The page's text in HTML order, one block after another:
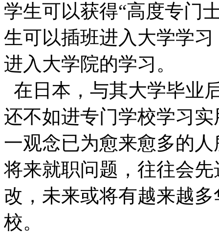
学生可以获得“高度专门
生可以插班进入大学学
进入大学院的学习。
在日本，与其大学毕业
还不如进专门学校学习
一观念已为愈来愈多的
将来就职问题，往往会
改，未来或将有越来越
校。